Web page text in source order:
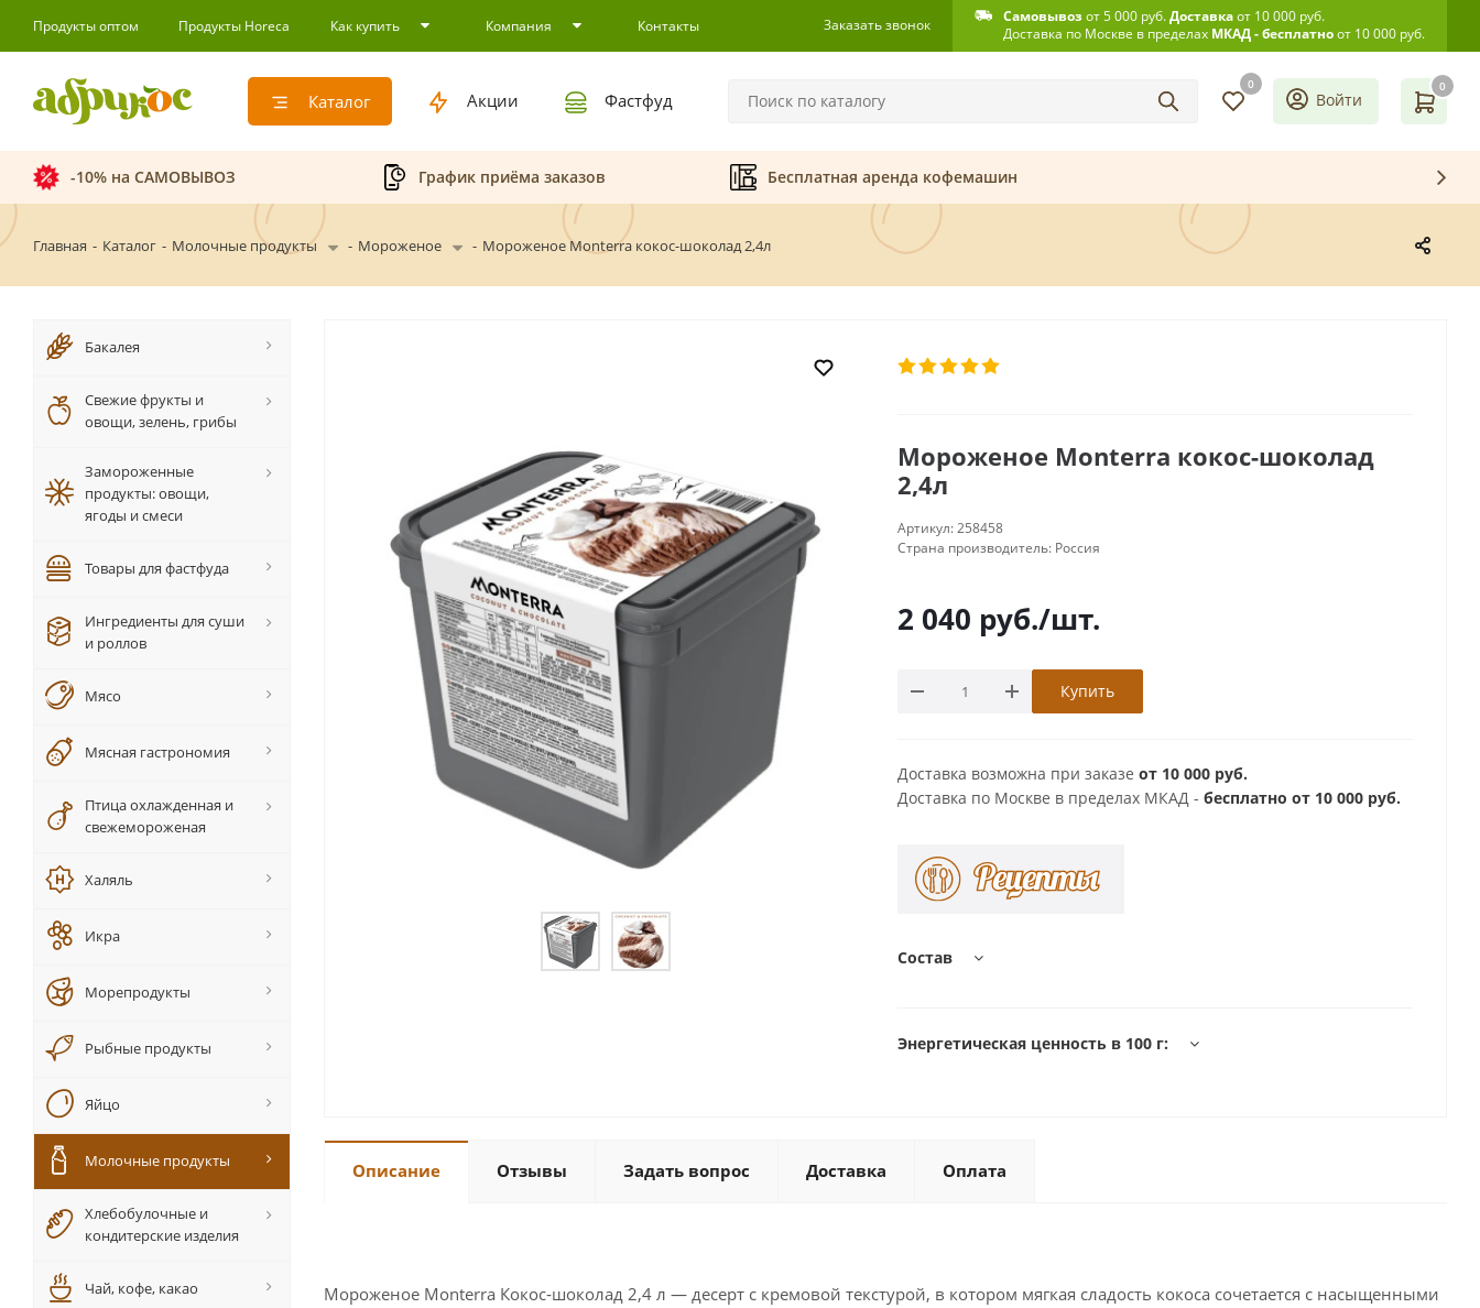
Продукты оптом Продукты Horeca Как купить Компания Контакты Заказать звонок Самовывозот 5 000 руб.Доставкаот 10 000 руб.
Доставка по Москве в пределах МКАД - бесплатноот 10 000 руб.
Каталог Акции Фастфуд
0 0
Войти
-10% на САМОВЫВОЗ График приёма заказов Бесплатная аренда кофемашин
Главная - Каталог - Молочные продукты - Мороженое - Мороженое Monterra кокос-шоколад 2,4л
Мороженое Monterra кокос-шоколад
2,4л
Артикул:258458
Страна производитель: Россия
2 040 руб./шт.
Купить
Доставка возможна при заказе от 10 000 руб.
Доставка по Москве в пределах МКАД - бесплатно от 10 000 руб.
Состав
Энергетическая ценность в 100 г:
Описание Отзывы Задать вопрос Доставка Оплата
Мороженое Monterra Кокос‑шоколад 2,4 л — десерт с кремовой текстурой, в котором мягкая сладость кокоса сочетается с насыщенными
Бакалея
Свежие фрукты и
овощи, зелень, грибы
Замороженные
продукты: овощи,
ягоды и смеси
Товары для фастфуда
Ингредиенты для суши
и роллов
Мясо
Мясная гастрономия
Птица охлажденная и
свежемороженая
Халяль
Икра
Морепродукты
Рыбные продукты
Яйцо
Молочные продукты
Хлебобулочные и
кондитерские изделия
Чай, кофе, какао